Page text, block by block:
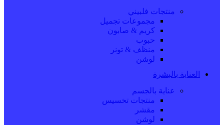
منتجات فلبيني
مجموعات تجميل
كريم & صابون
حبوب
منظف & تونر
لوشن
العناية بالبشرة
عناية بالجسم
منتجات تخسيس
مقشر
لوشن